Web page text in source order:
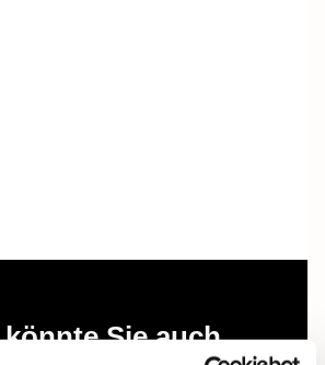
Sie auch